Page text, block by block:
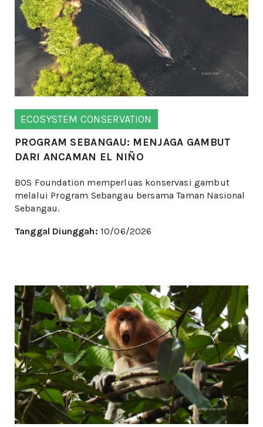
ECOSYSTEM CONSERVATION
PROGRAM SEBANGAU: MENJAGA GAMBUT
DARI ANCAMAN EL NIÑO
BOS Foundation memperluas konservasi gambut
melalui Program Sebangau bersama Taman Nasional
Sebangau.
Tanggal Diunggah: 10/06/2026